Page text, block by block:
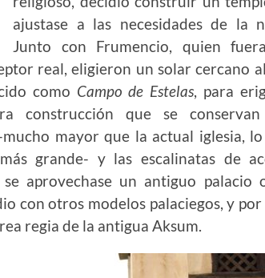
ajustase a las necesidades de la
Junto con Frumencio, quien
real, eligieron un solar cercano
como Campo de Estelas, para
construcción que se conservan
mayor que la actual iglesia,
grande- y las escalinatas de
aprovechase un antiguo palacio
con otros modelos palaciegos, y por
regia de la antigua Aksum.